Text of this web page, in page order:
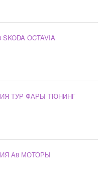
OCTAVIA
ТУР ФАРЫ ТЮНИНГ
А8 МОТОРЫ